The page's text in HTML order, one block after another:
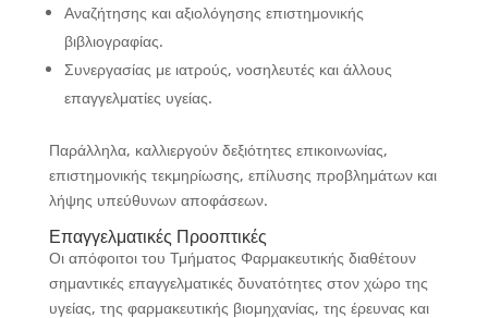
Αναζήτησης και αξιολόγησης επιστημονικής
βιβλιογραφίας.
Συνεργασίας με ιατρούς, νοσηλευτές και άλλους
επαγγελματίες υγείας.
Παράλληλα, καλλιεργούν δεξιότητες επικοινωνίας,
επιστημονικής τεκμηρίωσης, επίλυσης προβλημάτων και
λήψης υπεύθυνων αποφάσεων.
Επαγγελματικές Προοπτικές
Οι απόφοιτοι του Τμήματος Φαρμακευτικής διαθέτουν
σημαντικές επαγγελματικές δυνατότητες στον χώρο της
υγείας, της φαρμακευτικής βιομηχανίας, της έρευνας και